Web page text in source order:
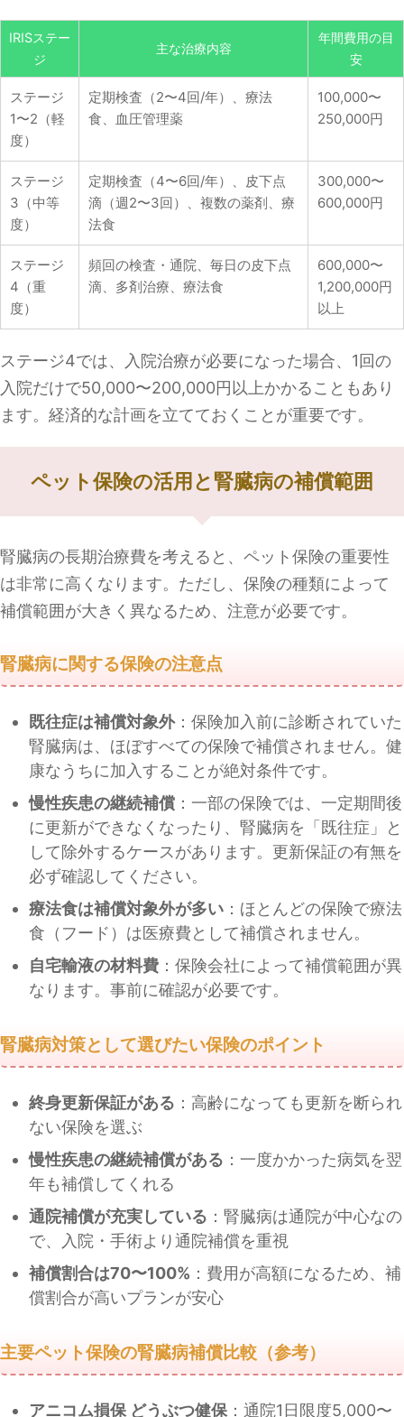
IRISステー
ジ
主な治療内容
年間費用の目
安
ステージ
1〜2（軽
度）
定期検査（2〜4回/年）、療法
食、血圧管理薬
100,000〜
250,000円
ステージ
3（中等
度）
定期検査（4〜6回/年）、皮下点
滴（週2〜3回）、複数の薬剤、療
法食
300,000〜
600,000円
ステージ
4（重
度）
頻回の検査・通院、毎日の皮下点
滴、多剤治療、療法食
600,000〜
1,200,000円
以上
ステージ4では、入院治療が必要になった場合、1回の
入院だけで50,000〜200,000円以上かかることもあり
ます。経済的な計画を立てておくことが重要です。
ペット保険の活用と腎臓病の補償範囲
腎臓病の長期治療費を考えると、ペット保険の重要性
は非常に高くなります。ただし、保険の種類によって
補償範囲が大きく異なるため、注意が必要です。
腎臓病に関する保険の注意点
既往症は補償対象外：保険加入前に診断されていた
腎臓病は、ほぼすべての保険で補償されません。健
康なうちに加入することが絶対条件です。
慢性疾患の継続補償 ：一部の保険では、一定期間後
に更新ができなくなったり、腎臓病を「既往症」と
して除外するケースがあります。更新保証の有無を
必ず確認してください。
療法食は補償対象外が多い ：ほとんどの保険で療法
食（フード）は医療費として補償されません。
自宅輸液の材料費 ：保険会社によって補償範囲が異
なります。事前に確認が必要です。
腎臓病対策として選びたい保険のポイント
終身更新保証がある ：高齢になっても更新を断られ
ない保険を選ぶ
慢性疾患の継続補償がある ：一度かかった病気を翌
年も補償してくれる
通院補償が充実している ：腎臓病は通院が中心なの
で、入院・手術より通院補償を重視
補償割合は70〜100% ：費用が高額になるため、補
償割合が高いプランが安心
主要ペット保険の腎臓病補償比較（参考）
アニコム損保 どうぶつ健保 ：通院1日限度5,000〜